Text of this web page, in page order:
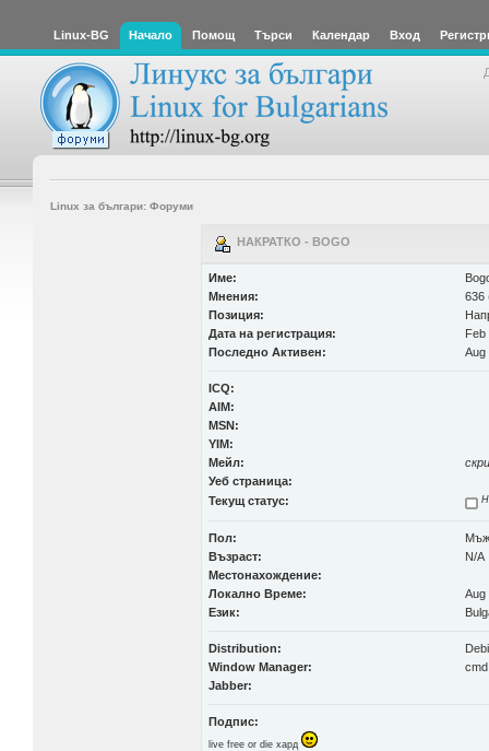
Linux-BG Начало Помощ Търси Календар Вход
Linux за българи: Форуми
НАКРАТКО - BOGO
Име:
Мнения:
636
Позиция:
Дата на регистрация:
Feb
Последно Активен:
Aug
ICQ:
AIM:
MSN:
YIM:
Мейл:
Уеб страница:
Текущ статус:
Пол:
Мъж
Възраст:
N/A
Местонахождение:
Локално Време:
Aug
Език:
Distribution:
Window Manager:
cmd
Jabber:
Подпис:
live free or die хард